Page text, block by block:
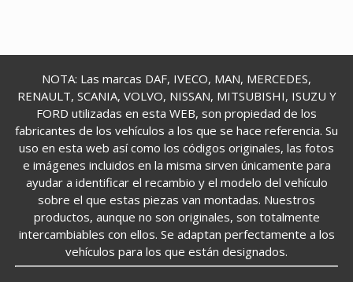
NOTA: Las marcas DAF, IVECO, MAN, MERCEDES,
RENAULT, SCANIA, VOLVO, NISSAN, MITSUBISHI, ISUZU Y
FORD utilizadas en esta WEB, son propiedad de los
fabricantes de los vehículos a los que se hace referencia. Su
uso en esta web así como los códigos originales, las fotos
e imágenes incluidos en la misma sirven únicamente para
ayudar a identificar el recambio y el modelo del vehículo
sobre el que estas piezas van montadas. Nuestros
productos, aunque no son originales, son totalmente
intercambiables con ellos. Se adaptan perfectamente a los
vehículos para los que están designados.